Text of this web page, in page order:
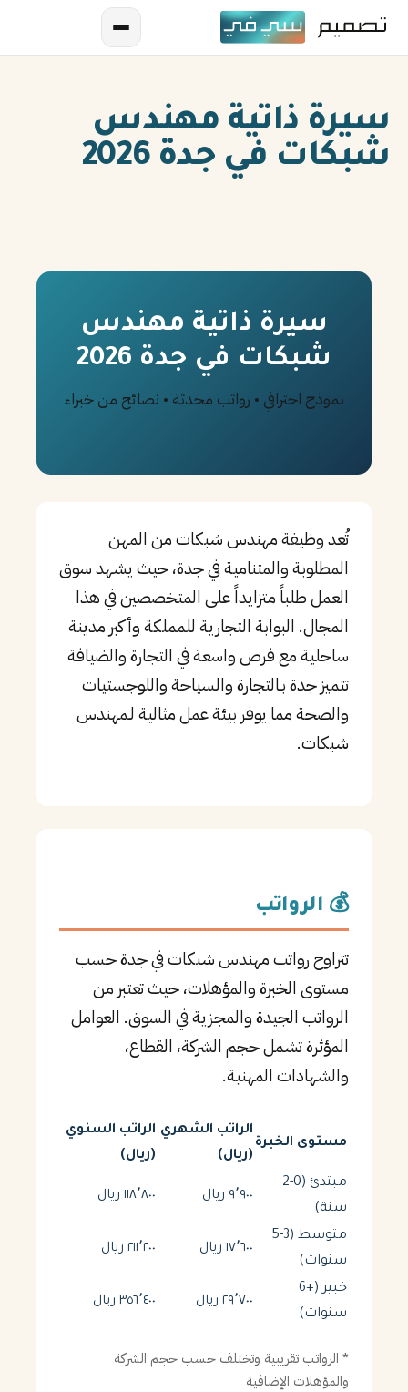
ES
FR
IN
سيرة ذاتية مهندس
شبكات في جدة 2026
سيرة ذاتية مهندس
شبكات في جدة 2026
نموذج احترافي • رواتب محدثة • نصائح من خبراء
تُعد وظيفة مهندس شبكات من المهن
المطلوبة والمتنامية في جدة، حيث يشهد سوق
العمل طلباً متزايداً على المتخصصين في هذا
المجال. البوابة التجارية للمملكة وأكبر مدينة
ساحلية مع فرص واسعة في التجارة والضيافة
تتميز جدة بـالتجارة والسياحة واللوجستيات
والصحة مما يوفر بيئة عمل مثالية لـمهندس
شبكات.
💰 الرواتب
تتراوح رواتب مهندس شبكات في جدة حسب
مستوى الخبرة والمؤهلات، حيث تعتبر من
الرواتب الجيدة والمجزية في السوق. العوامل
المؤثرة تشمل حجم الشركة، القطاع،
والشهادات المهنية.
مستوى الخبرة
الراتب الشهري
(ريال)
الراتب السنوي
(ريال)
مبتدئ (0-2
سنة)
٩٬٩٠٠ ريال ١١٨٬٨٠٠ ريال
متوسط (3-5
سنوات)
١٧٬٦٠٠ ريال ٢١١٬٢٠٠ ريال
خبير (+6
سنوات)
٢٩٬٧٠٠ ريال ٣٥٦٬٤٠٠ ريال
* الرواتب تقريبية وتختلف حسب حجم الشركة
والمؤهلات الإضافية